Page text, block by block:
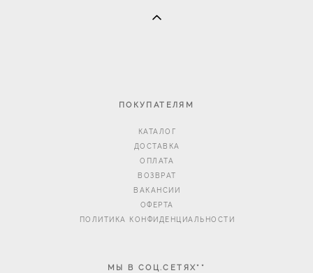
ПОКУПАТЕЛЯМ
КАТАЛОГ
ДОСТАВКА
ОПЛАТА
ВОЗВРАТ
ВАКАНСИИ
ОФЕРТА
ПОЛИТИКА КОНФИДЕНЦИАЛЬНОСТИ
МЫ В СОЦ.СЕТЯХ**